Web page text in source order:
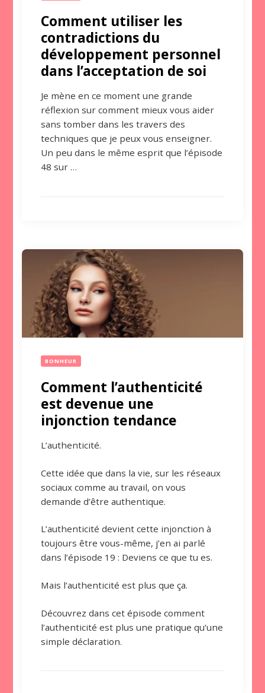
Comment utiliser les
contradictions du
développement personnel
dans l’acceptation de soi
Je mène en ce moment une grande
réflexion sur comment mieux vous aider
sans tomber dans les travers des
techniques que je peux vous enseigner.
Un peu dans le même esprit que l’épisode
48 sur …
BONHEUR
Comment l’authenticité
est devenue une
injonction tendance
L’authenticité.
Cette idée que dans la vie, sur les réseaux
sociaux comme au travail, on vous
demande d’être authentique.
L’authenticité devient cette injonction à
toujours être vous-même, j’en ai parlé
dans l’épisode 19 : Deviens ce que tu es.
Mais l’authenticité est plus que ça.
Découvrez dans cet épisode comment
l’authenticité est plus une pratique qu’une
simple déclaration.